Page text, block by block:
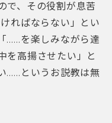
で、その役割が息苦
ればならない」とい
……を楽しみながら達
を高揚させたい」と
……というお説教は無